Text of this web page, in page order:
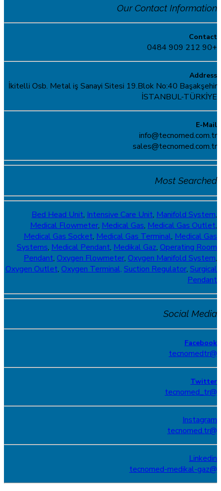
Our Contact Information
Contact
+90 212 909 0484
Address
İkitelli Osb. Metal iş Sanayi Sitesi 19.Blok No:40 Başakşehir
İSTANBUL-TÜRKİYE
E-Mail
info@tecnomed.com.tr
sales@tecnomed.com.tr
Most Searched
Bed Head Unit, Intensive Care Unit, Manifold System,
Medical Flowmeter, Medical Gas, Medical Gas Outlet,
Medical Gas Socket, Medical Gas Terminal, Medical Gas
Systems, Medical Pendant, Medikal Gaz, Operating Room
Pendant, Oxygen Flowmeter, Oxygen Manifold System,
Oxygen Outlet, Oxygen Terminal, Suction Regulator, Surgical
Pendant
Social Media
Facebook
@tecnomedtr
Twitter
@tecnomed_tr
Instagram
@tecnomed.tr
Linkedin
@tecnomed-medikal-gaz